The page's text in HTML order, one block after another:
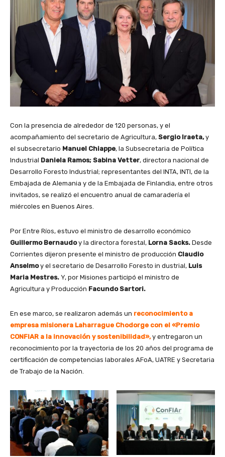
Con la presencia de alrededor de 120 personas, y el
acompañamiento del secretario de Agricultura, Sergio Iraeta,y
el subsecretario Manuel Chiappe, la Subsecretaria de Política
Industrial Daniela Ramos; Sabina Vetter, directora nacional de
Desarrollo Foresto Industrial; representantes del INTA, INTI, de la
Embajada de Alemania y de la Embajada de Finlandia, entre otros
invitados, se realizó el encuentro anual de camaradería el
miércoles en Buenos Aires.
Por Entre Ríos, estuvo el ministro de desarrollo económico
Guillermo Bernaudoy la directora forestal, Lorna Sacks. Desde
Corrientes dijeron presente el ministro de producción Claudio
Anselmoy el secretario de Desarrollo Foresto in dustrial, Luis
Maria Mestres. Y, por Misiones participó el ministro de
Agricultura y Producción Facundo Sartori.
En ese marco, se realizaron además un reconocimiento a
empresa misionera Laharrague Chodorge con el «Premio
CONFIAR a la innovación y sostenibilidad»,y entregaron un
reconocimiento por la trayectoria de los 20 años del programa de
certificación de competencias laborales AFoA, UATRE y Secretaria
de Trabajo de la Nación.